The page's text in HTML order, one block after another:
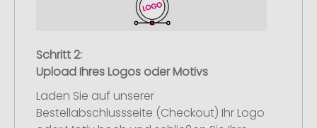
Schritt 2:
Upload Ihres Logos oder Motivs
Laden Sie auf unserer
Bestellabschlussseite (Checkout) Ihr Logo